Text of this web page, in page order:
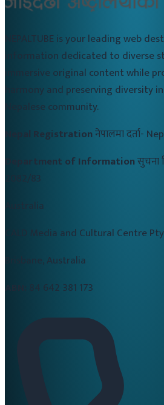
NEPALTUBE is your leading web
information dedicated to diverse
immersive original content while
harmony and preserving diversity
Nepalese community.
Nepal Registrationनेपालमा दर्ता-
Department of Informationसुचना
2082/83
Australia
CALD Media and Cultural Centre
Brisbane, Australia
84 642 381 173